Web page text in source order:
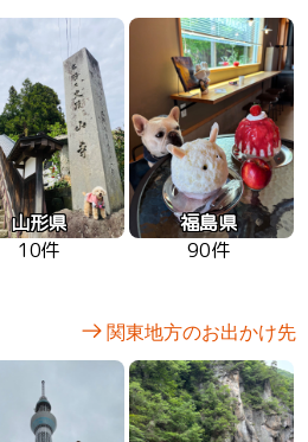
山形県
10件
福島県
90件
関東地方のお出かけ先